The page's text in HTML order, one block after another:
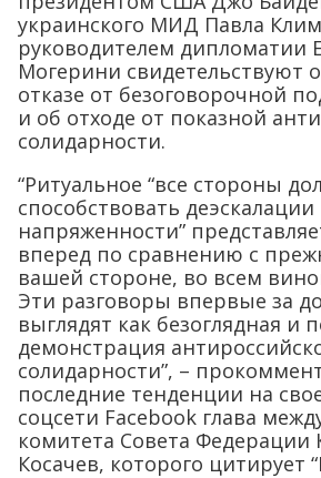
украинского МИД Павла
руководителем дипломатии
Могерини свидетельствуют
отказе от безоговорочной
и об отходе от показной
солидарности.
“Ритуальное “все стороны
способствовать деэскалации
напряженности”
вперед по сравнению с
вашей стороне, во всем
Эти разговоры впервые за
выглядят как безоглядная и
демонстрация
солидарности”, –
последние тенденции на
соцсети Facebook глава
комитета Совета Федерации
Косачев, которого цитирует